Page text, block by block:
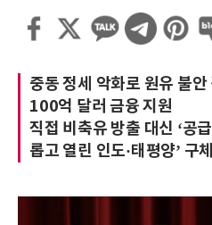
중동 정세 악화로 원유 불안
100억 달러 금융 지원
직접 비축유 방출 대신 ‘공
롭고 열린 인도·태평양’ 구